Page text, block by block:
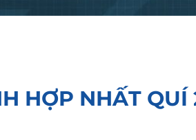
HỢP NHẤT